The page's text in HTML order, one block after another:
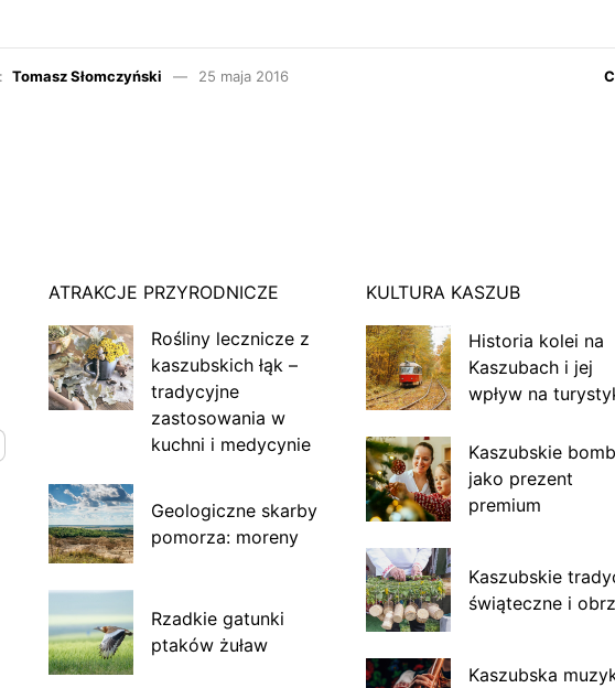
Tomasz Słomczyński 25 maja 2016
ATRAKCJE PRZYRODNICZE
Rośliny lecznicze z
kaszubskich łąk –
tradycyjne
zastosowania w
kuchni i medycynie
Geologiczne skarby
pomorza: moreny
Rzadkie gatunki
ptaków żuław
KULTURA KASZUB
Historia kolei na
Kaszubach i jej
wpływ na
Kaszubskie
jako prezent
premium
Kaszubskie
świąteczne i
Kaszubska